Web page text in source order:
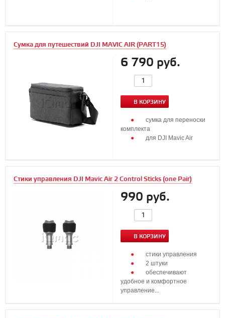
Сумка для путешествий DJI MAVIC AIR (PART15)
6 790 руб.
В КОРЗИНУ
сумка для переноски
комплекта
для DJI Mavic Air
Стики управления DJI Mavic Air 2 Control Sticks (one Pair)
990 руб.
В КОРЗИНУ
стики управления
2 штуки
обеспечивают
удобное и комфортное
управление...